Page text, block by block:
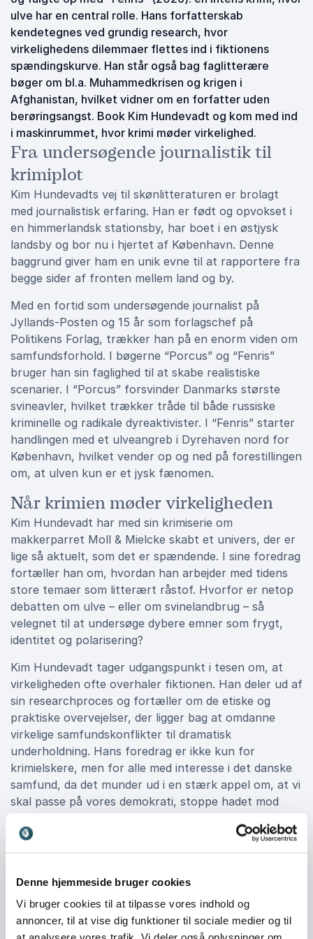
Denne hjemmeside bruger cookies
Vi bruger cookies til at tilpasse vores indhold og
annoncer, til at vise dig funktioner til sociale medier og til
ulve har en central rolle. Hans forfatterskab
kendetegnes ved grundig research, hvor
virkelighedens dilemmaer flettes ind i fiktionens
spændingskurve. Han står også bag faglitterære
bøger om bl.a. Muhammedkrisen og krigen i
Afghanistan, hvilket vidner om en forfatter uden
berøringsangst. Book Kim Hundevadt og kom med ind
i maskinrummet, hvor krimi møder virkelighed.
Fra undersøgende journalistik til
krimiplot
Kim Hundevadts vej til skønlitteraturen er brolagt
med journalistisk erfaring. Han er født og opvokset i
en himmerlandsk stationsby, har boet i en østjysk
landsby og bor nu i hjertet af København. Denne
baggrund giver ham en unik evne til at rapportere fra
begge sider af fronten mellem land og by.
Med en fortid som undersøgende journalist på
Jyllands-Posten og 15 år som forlagschef på
Politikens Forlag, trækker han på en enorm viden om
samfundsforhold. I bøgerne “Porcus” og “Fenris”
bruger han sin faglighed til at skabe realistiske
scenarier. I “Porcus” forsvinder Danmarks største
svineavler, hvilket trækker tråde til både russiske
kriminelle og radikale dyreaktivister. I “Fenris” starter
handlingen med et ulveangreb i Dyrehaven nord for
København, hvilket vender op og ned på forestillingen
om, at ulven kun er et jysk fænomen.
Når krimien møder virkeligheden
Kim Hundevadt har med sin krimiserie om
makkerparret Moll & Mielcke skabt et univers, der er
lige så aktuelt, som det er spændende. I sine foredrag
fortæller han om, hvordan han arbejder med tidens
store temaer som litterært råstof. Hvorfor er netop
debatten om ulve – eller om svinelandbrug – så
velegnet til at undersøge dybere emner som frygt,
identitet og polarisering?
Kim Hundevadt tager udgangspunkt i tesen om, at
virkeligheden ofte overhaler fiktionen. Han deler ud af
sin researchproces og fortæller om de etiske og
praktiske overvejelser, der ligger bag at omdanne
virkelige samfundskonflikter til dramatisk
underholdning. Hans foredrag er ikke kun for
krimielskere, men for alle med interesse i det danske
samfund, da det munder ud i en stærk appel om, at vi
skal passe på vores demokrati, stoppe hadet mod
Moll og Mielcke: Et umage
Centralt i både bøgerne og foredragene står
hovedpersonerne, som repræsenterer hver sin del af
Danmark. Michael Moll er journalist og arbejdersøn